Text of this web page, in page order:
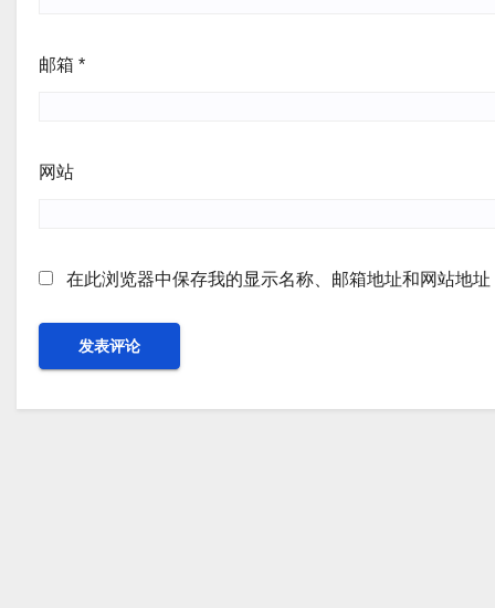
邮箱 *
网站
在此浏览器中保存我的显示名称、邮箱地址和网站地